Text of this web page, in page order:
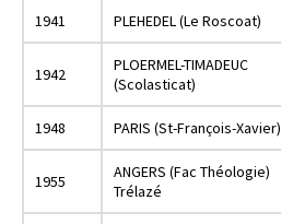
1941 PLEHEDEL (Le Roscoat)
1942
PLOERMEL-TIMADEUC
(Scolasticat)
1948 PARIS (St-François-Xavier)
1955
ANGERS (Fac Théologie)
Trélazé